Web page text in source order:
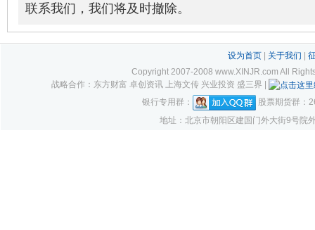
联系我们，我们将及时撤除。
设为首页| 关于我们
Copyright 2007-2008 www.XINJR.com All
战略合作：东方财富 卓创资讯 上海文传 兴业投资 盛三界 |
银行专用群：
股票期货群：
地址：北京市朝阳区建国门外大街9号院